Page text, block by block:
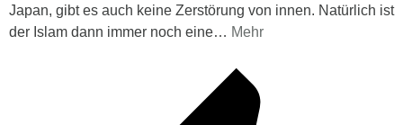
Japan, gibt es auch keine Zerstörung von innen. Natürlich ist
der Islam dann immer noch eine… Mehr